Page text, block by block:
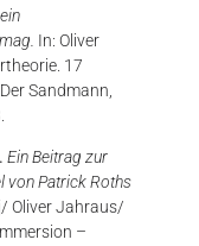
In: Oliver
17
Sandmann,
Ein Beitrag zur
von Patrick Roths
Oliver Jahraus/
–